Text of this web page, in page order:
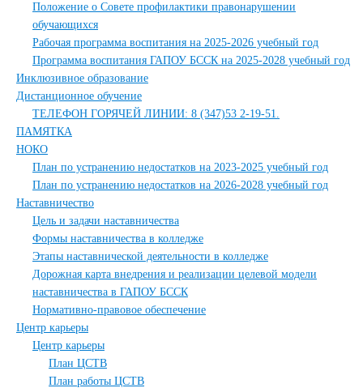
Положение о Совете профилактики правонарушении
обучающихся
Рабочая программа воспитания на 2025-2026 учебный год
Программа воспитания ГАПОУ БССК на 2025-2028 учебный год
Инклюзивное образование
Дистанционное обучение
ТЕЛЕФОН ГОРЯЧЕЙ ЛИНИИ: 8 (347)53 2-19-51.
ПАМЯТКА
НОКО
План по устранению недостатков на 2023-2025 учебный год
План по устранению недостатков на 2026-2028 учебный год
Наставничество
Цель и задачи наставничества
Формы наставничества в колледже
Этапы наставнической деятельности в колледже
Дорожная карта внедрения и реализации целевой модели
наставничества в ГАПОУ БССК
Нормативно-правовое обеспечение
Центр карьеры
Центр карьеры
План ЦСТВ
План работы ЦСТВ